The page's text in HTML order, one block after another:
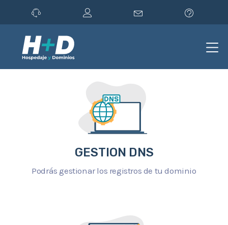
GESTION DNS
Podrás gestionar los registros de tu dominio